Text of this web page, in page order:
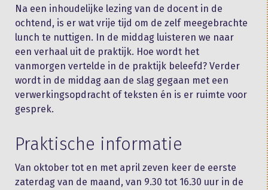
Na een inhoudelijke lezing van de docent in de
ochtend, is er wat vrije tijd om de zelf meegebrachte
lunch te nuttigen. In de middag luisteren we naar
een verhaal uit de praktijk. Hoe wordt het
vanmorgen vertelde in de praktijk beleefd? Verder
wordt in de middag aan de slag gegaan met een
verwerkingsopdracht of teksten én is er ruimte voor
gesprek.
Praktische informatie
Van oktober tot en met april zeven keer de eerste
zaterdag van de maand, van 9.30 tot 16.30 uur in de